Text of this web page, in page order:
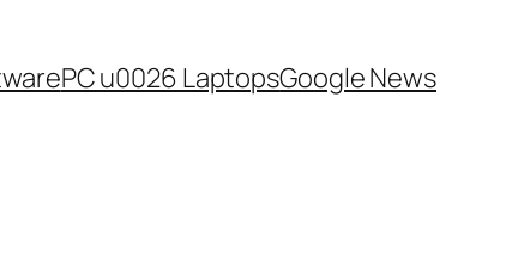
PC u0026 LaptopsGoogle News